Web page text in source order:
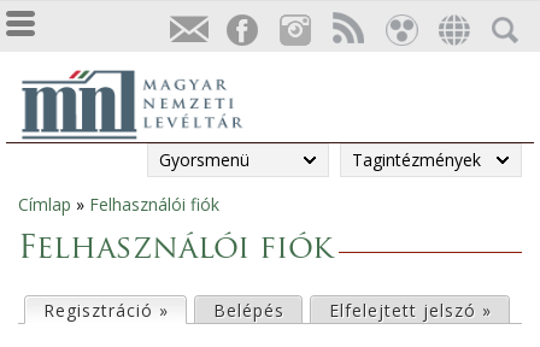
Gyorsmenü Tagintézmények
Jelenlegi
hely
Címlap » Felhasználói fiók
Felhasználói fiók
Regisztráció » (aktív fül)
Belépés Elfelejtett jelszó »